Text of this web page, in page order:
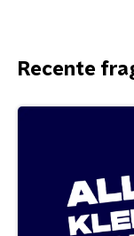
Recente